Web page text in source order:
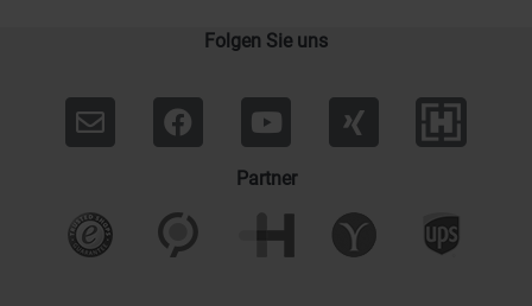
Folgen Sie uns
Partner